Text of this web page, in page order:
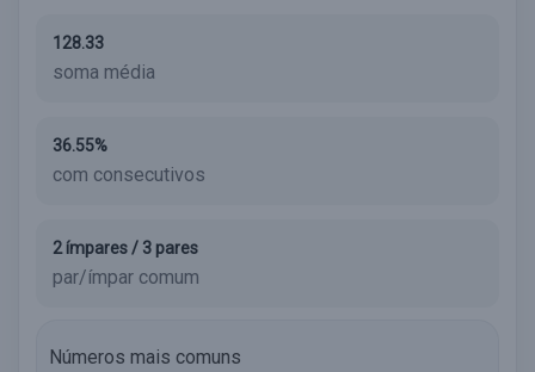
128.33
soma média
36.55%
com consecutivos
2 ímpares / 3 pares
par/ímpar comum
Números mais comuns